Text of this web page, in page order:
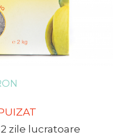
zile lucratoare